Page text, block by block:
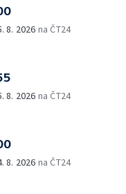
8. 2026 na ČT24
8. 2026 na ČT24
8. 2026 na ČT24